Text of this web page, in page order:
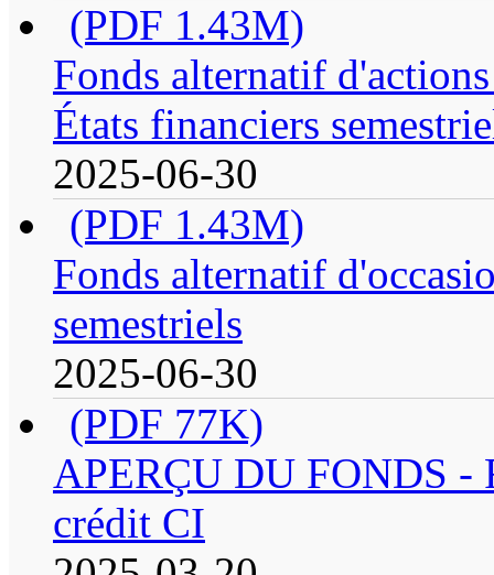
(PDF 1.43M)
Fonds alternatif
États financiers
2025-06-30
(PDF 1.43M)
Fonds alternatif
semestriels
2025-06-30
(PDF 77K)
APERÇU DU FONDS -
crédit CI